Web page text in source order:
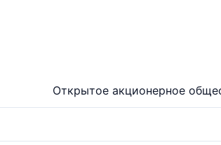
Открытое акционерное